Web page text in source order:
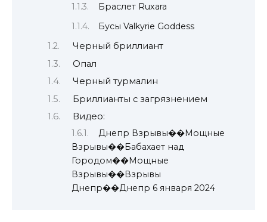
Браслет Ruxara
Бусы Valkyrie Goddess
Черный бриллиант
Опал
Черный турмалин
Бриллианты с загрязнением
Видео:
Днепр Взрывы��Мощные
Взрывы��Бабахает над
Городом��Мощные
Взрывы��Взрывы
Днепр��Днепр 6 января 2024